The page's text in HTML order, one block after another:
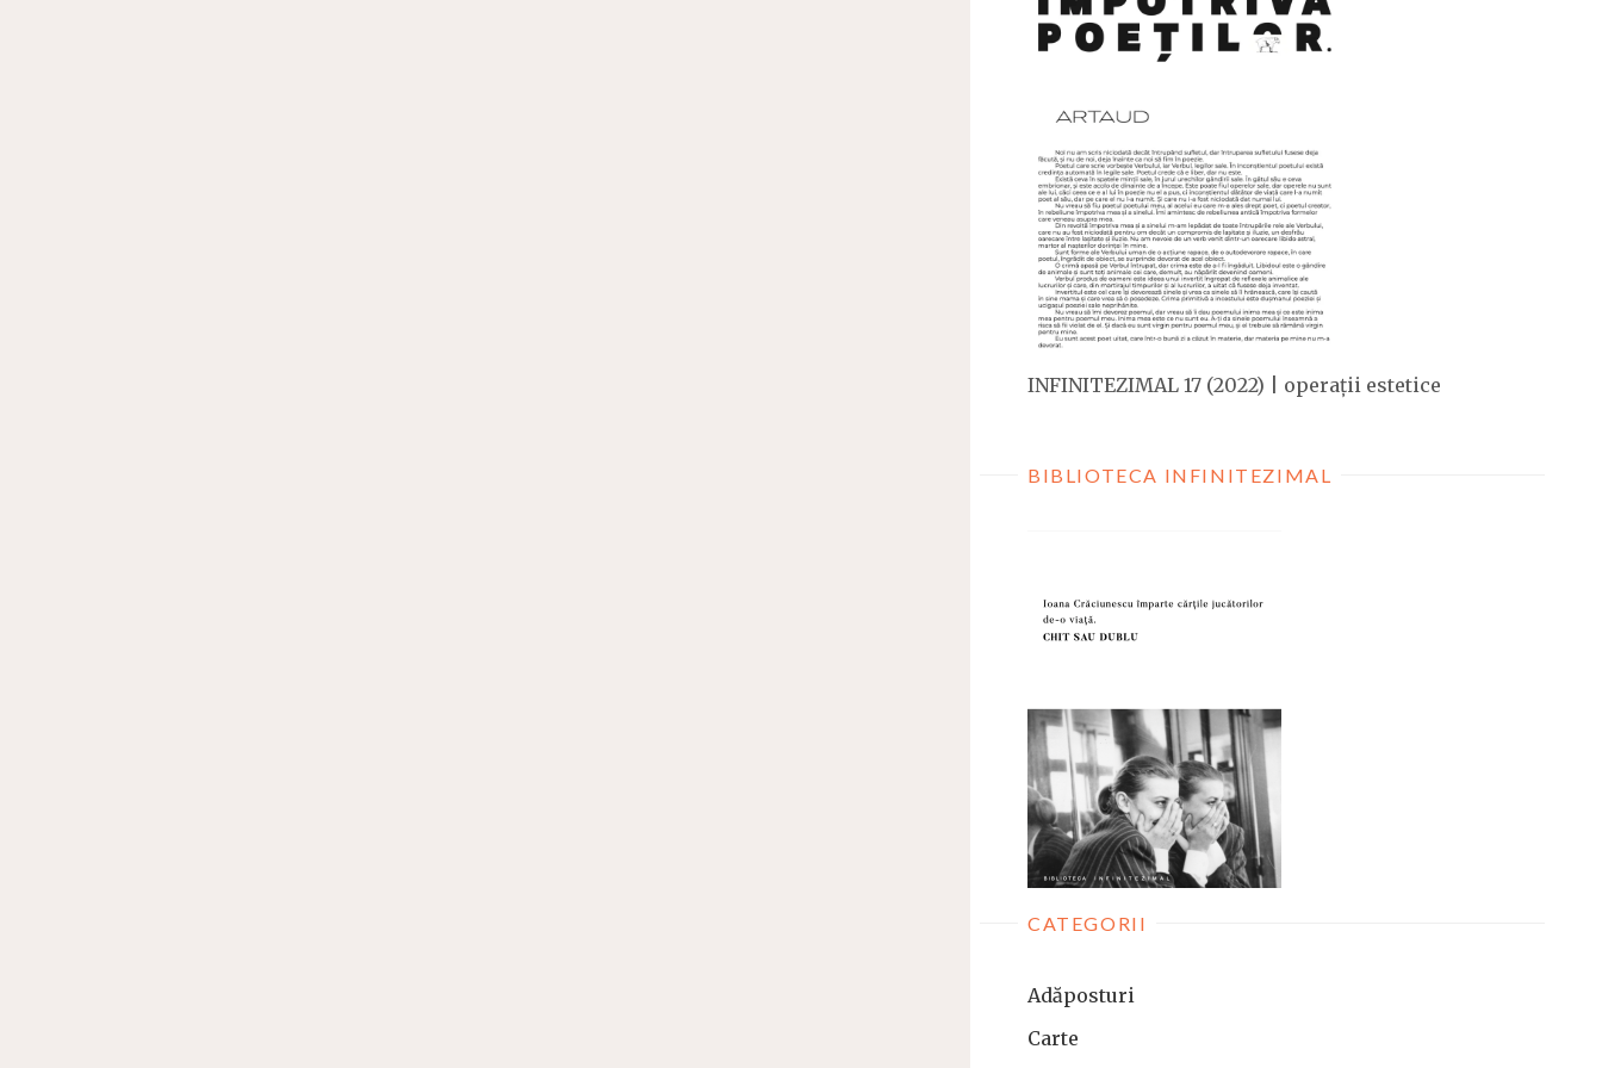
INFINITEZIMAL 17 (2022) | operații estetice
BIBLIOTECA INFINITEZIMAL
CATEGORII
Adăposturi
Carte